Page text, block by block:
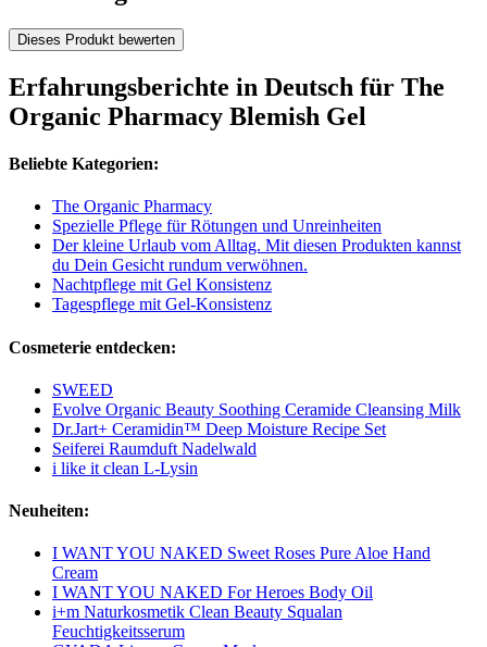
Dieses Produkt bewerten
Erfahrungsberichte in Deutsch für The
Organic Pharmacy Blemish Gel
Beliebte Kategorien:
The Organic Pharmacy
Spezielle Pflege für Rötungen und Unreinheiten
Der kleine Urlaub vom Alltag. Mit diesen Produkten kannst
du Dein Gesicht rundum verwöhnen.
Nachtpflege mit Gel Konsistenz
Tagespflege mit Gel-Konsistenz
Cosmeterie entdecken:
SWEED
Evolve Organic Beauty Soothing Ceramide Cleansing Milk
Dr.Jart+ Ceramidin™ Deep Moisture Recipe Set
Seiferei Raumduft Nadelwald
i like it clean L-Lysin
Neuheiten:
I WANT YOU NAKED Sweet Roses Pure Aloe Hand
Cream
I WANT YOU NAKED For Heroes Body Oil
i+m Naturkosmetik Clean Beauty Squalan
Feuchtigkeitsserum